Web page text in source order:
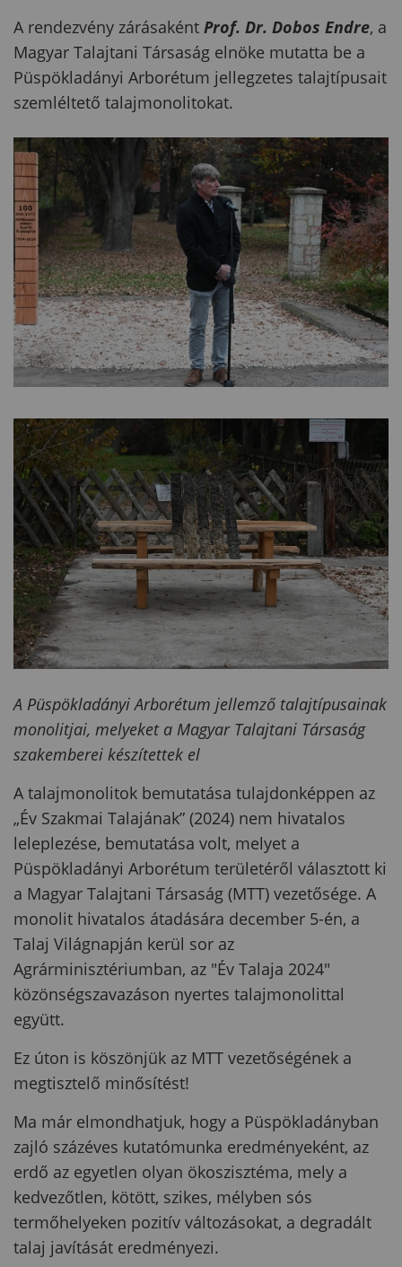
A rendezvény zárásaként Prof. Dr. Dobos Endre, a
Magyar Talajtani Társaság elnöke mutatta be a
Püspökladányi Arborétum jellegzetes talajtípusait
szemléltető talajmonolitokat.
A Püspökladányi Arborétum jellemző talajtípusainak
monolitjai, melyeket a Magyar Talajtani Társaság
szakemberei készítettek el
A talajmonolitok bemutatása tulajdonképpen az
„Év Szakmai Talajának” (2024) nem hivatalos
leleplezése, bemutatása volt, melyet a
Püspökladányi Arborétum területéről választott ki
a Magyar Talajtani Társaság (MTT) vezetősége. A
monolit hivatalos átadására december 5-én, a
Talaj Világnapján kerül sor az
Agrárminisztériumban, az "Év Talaja 2024"
közönségszavazáson nyertes talajmonolittal
együtt.
Ez úton is köszönjük az MTT vezetőségének a
megtisztelő minősítést!
Ma már elmondhatjuk, hogy a Püspökladányban
zajló százéves kutatómunka eredményeként, az
erdő az egyetlen olyan ökoszisztéma, mely a
kedvezőtlen, kötött, szikes, mélyben sós
termőhelyeken pozitív változásokat, a degradált
talaj javítását eredményezi.